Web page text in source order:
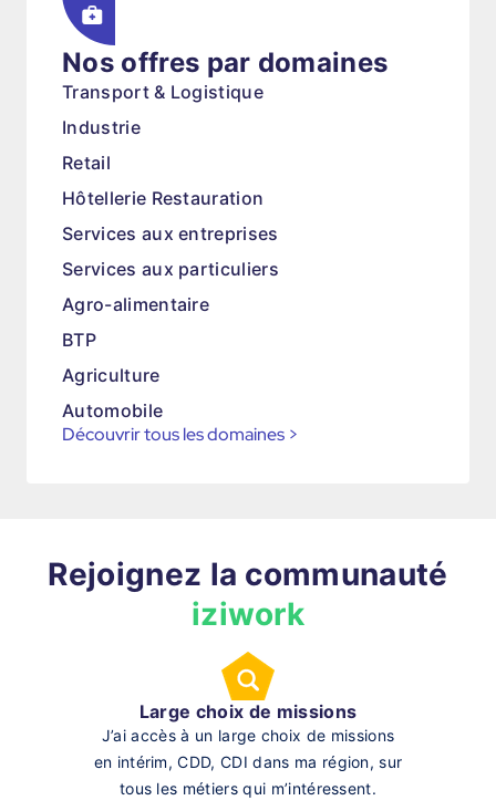
Nos offres par domaines
Transport & Logistique
Industrie
Retail
Hôtellerie Restauration
Services aux entreprises
Services aux particuliers
Agro-alimentaire
BTP
Agriculture
Automobile
Découvrir tous les domaines >
Rejoignez la communauté
iziwork
Large choix de missions
J’ai accès à un large choix de missions
en intérim, CDD, CDI dans ma région, sur
tous les métiers qui m’intéressent.